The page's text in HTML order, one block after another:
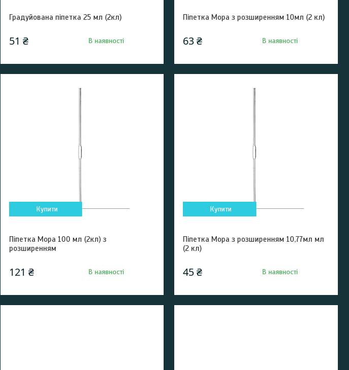
Градуйована піпетка 25 мл (2кл)
51 ₴ В наявності
Піпетка Мора з розширенням 10мл (2 кл)
63 ₴ В наявності
Купити
Піпетка Мора 100 мл (2кл) з
розширенням
121 ₴ В наявності
Купити
Піпетка Мора з розширенням 10,77мл мл
(2 кл)
45 ₴ В наявності